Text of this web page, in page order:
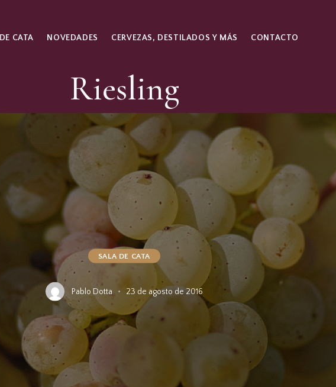
CATA NOVEDADES CERVEZAS, DESTILADOS Y MÁS CONTACTO
Riesling
SALA DE CATA
Pablo Dotta 23 de agosto de 2016